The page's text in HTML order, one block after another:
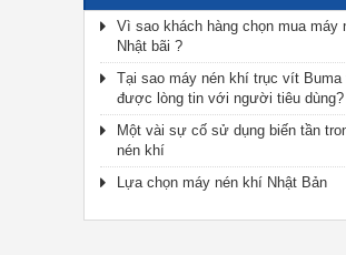
Vì sao khách hàng chọn mua máy
Nhật bãi ?
Tại sao máy nén khí trục vít Buma
được lòng tin với người tiêu dùng?
Một vài sự cố sử dụng biến tần
nén khí
Lựa chọn máy nén khí Nhật Bản